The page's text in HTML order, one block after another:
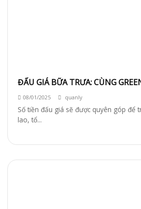
ĐẤU GIÁ BỮA TRƯA: CÙNG
08/01/2025 quanly
Số tiền đấu giá sẽ được quyên góp để
lao, tổ...